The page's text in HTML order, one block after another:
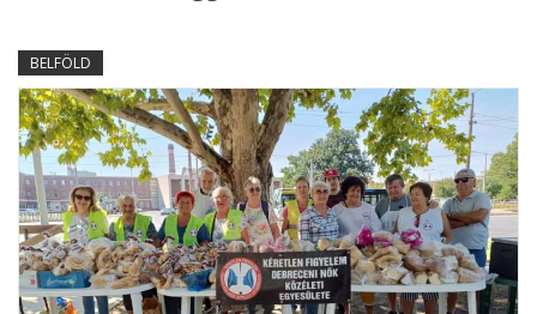
BELFÖLD